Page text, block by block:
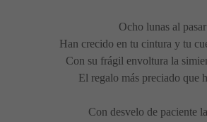
Ocho lunas al pasar
Han crecido en tu cintura y tu
Con su frágil envoltura la
El regalo más preciado que
Con desvelo de paciente